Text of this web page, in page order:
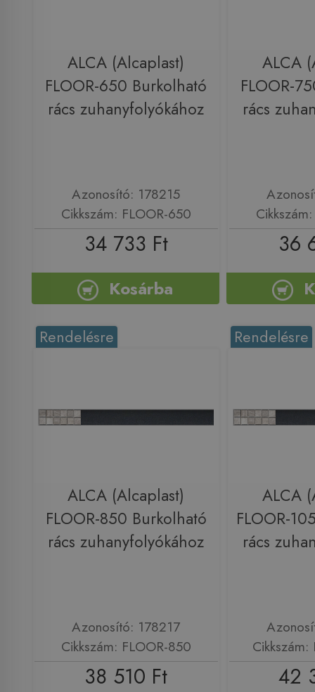
ALCA (Alcaplast)
FLOOR-650 Burkolható
rács zuhanyfolyókához
Azonosító: 178215
Cikkszám: FLOOR-650
34 733 Ft
Kosárba
ALCA
FLOOR-
rács
36
Rendelésre
ALCA (Alcaplast)
FLOOR-850 Burkolható
rács zuhanyfolyókához
Azonosító: 178217
Cikkszám: FLOOR-850
38 510 Ft
Rendelésre
ALCA
FLOOR-
rács
42